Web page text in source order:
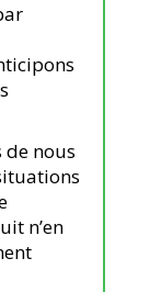
de nous
n’en